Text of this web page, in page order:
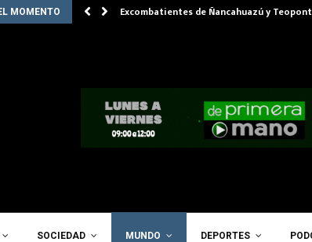
MOMENTO Excombatientes de Ñancahuazú y
SOCIEDAD MUNDO DEPORTES